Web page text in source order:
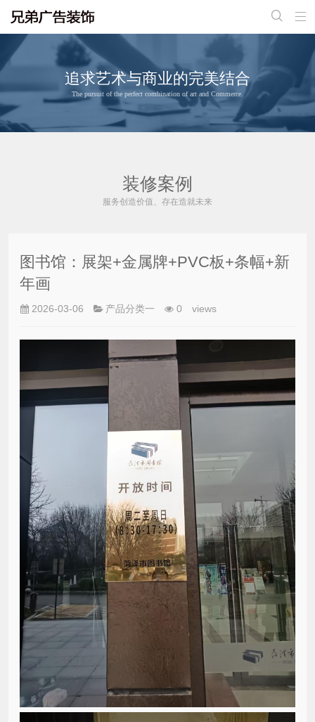


追求艺术与商业的完美结合
The pursuit of the perfect combination of art and Commerce.
装修案例
服务创造价值、存在造就未来
图书馆：展架+金属牌+PVC板+条幅+新
年画
2026-03-06 产品分类一 0 views